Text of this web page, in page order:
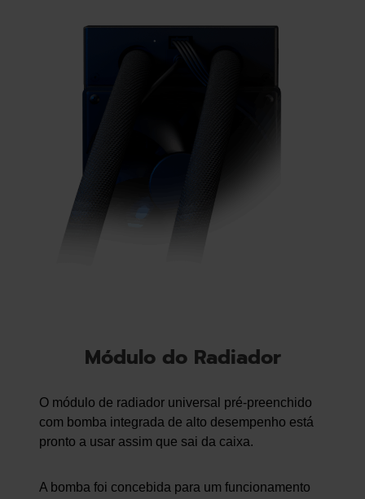
Módulo do Radiador
O módulo de radiador universal pré-preenchido
com bomba integrada de alto desempenho está
pronto a usar assim que sai da caixa.
A bomba foi concebida para um funcionamento